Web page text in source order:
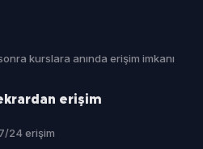
kurslara anında erişim imkanı
erişim
24 erişim